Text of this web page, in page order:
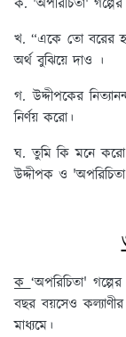
ক. 'অপরিচিতা'
খ. “একে তো বরের
অর্থ বুঝিয়ে দাও ।
গ. উদ্দীপকের
নির্ণয় করো।
ঘ. তুমি কি মনে করো
উদ্দীপক ও
ক‘অপরিচিতা'
বছর বয়সেও কল্যাণীর
মাধ্যমে।